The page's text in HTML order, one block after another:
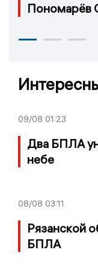
Пономарёв
09/08 01:23
Два БПЛА
небе
08/08 03:11
Рязанской
БПЛА